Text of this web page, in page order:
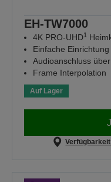
EH-TW7000
4K PRO-UHD1
Einfache Einrichtung
Audioanschluss
Frame Interpolation
Auf Lager